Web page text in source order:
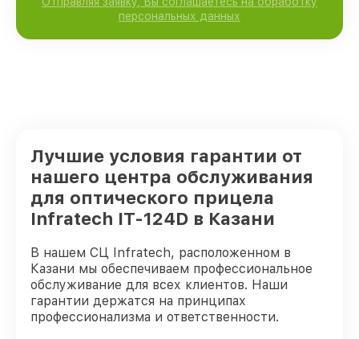
персональных данных
Лучшие условия гарантии от
нашего центра обслуживания
для оптического прицела
Infratech IT-124D в Казани
В нашем СЦ Infratech, расположенном в
Казани мы обеспечиваем профессиональное
обслуживание для всех клиентов. Наши
гарантии держатся на принципах
профессионализма и ответственности.